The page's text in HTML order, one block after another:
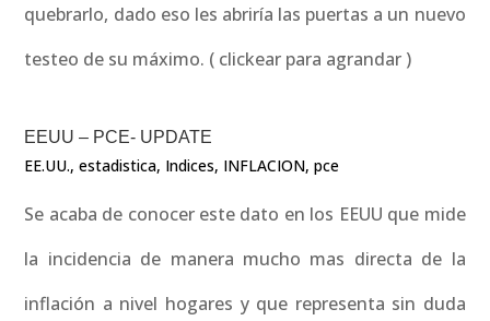
quebrarlo, dado eso les abriría las puertas a un nuevo
testeo de su máximo. ( clickear para agrandar )
EEUU – PCE- UPDATE
EE.UU.,estadistica, Indices, INFLACION,pce
Se acaba de conocer este dato en los EEUU que mide
la incidencia de manera mucho mas directa de la
inflación a nivel hogares y que representa sin duda